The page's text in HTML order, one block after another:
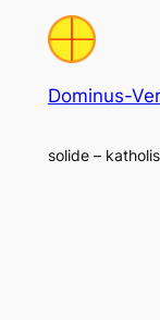
Dominus-
solide –